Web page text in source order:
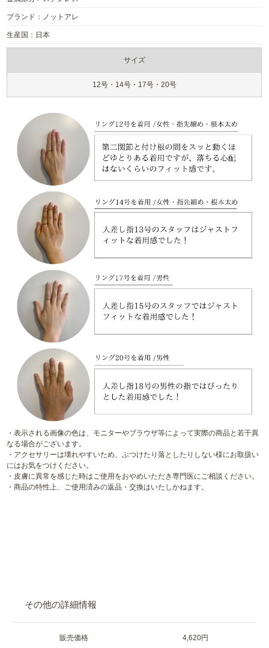
ブランド：ノットアレ
生産国：日本
サイズ
12号・14号・17号・20号
・表示される画像の色は、モニターやブラウザ等によって実際の商品と若干異
なる場合がございます。
・アクセサリーは壊れやすいため、ぶつけたり落としたりしない様にお取扱い
にはお気をつけください。
・皮膚に異常を感じた時はご使用をおやめいただき専門医にご相談ください。
・商品の特性上、ご使用済みの返品・交換はいたしかねます。
その他の詳細情報
販売価格 4,620円